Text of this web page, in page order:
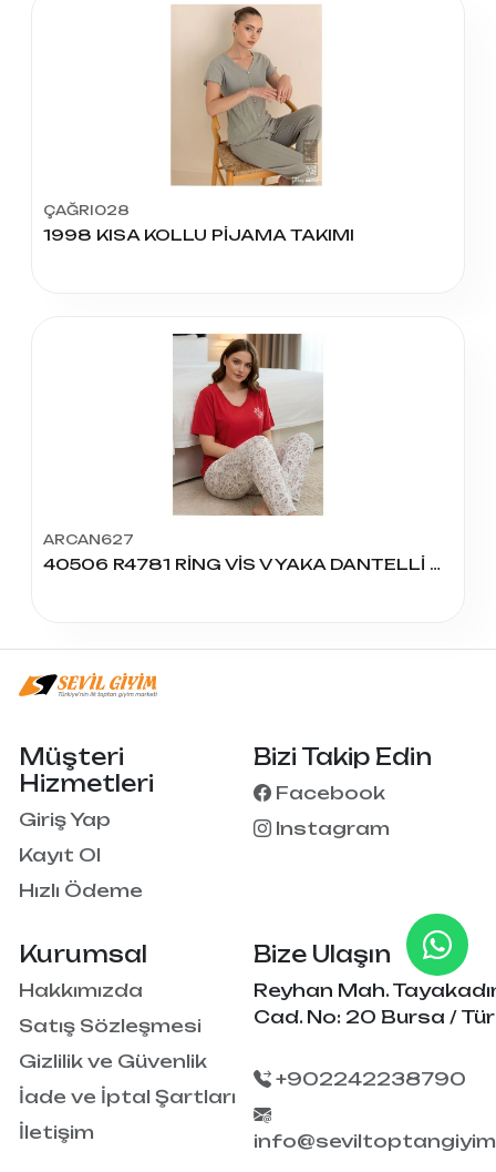
ÇAĞRI028
1998 KISA KOLLU PİJAMA TAKIMI
ARCAN627
40506 R4781 RİNG VİS V YAKA DANTELLİ BAT PİJAMA TAKIM
Kurumsal
Hakkımızda
Satış Sözleşmesi
Gizlilik ve Güvenlik
İade ve İptal Şartları
İletişim
Müşteri
Hizmetleri
Giriş Yap
Kayıt Ol
Hızlı Ödeme
Bizi Takip Edin
Facebook
Instagram
Bize Ulaşın
Reyhan Mah.
Cad. No: 20 Bursa /
+902242238790